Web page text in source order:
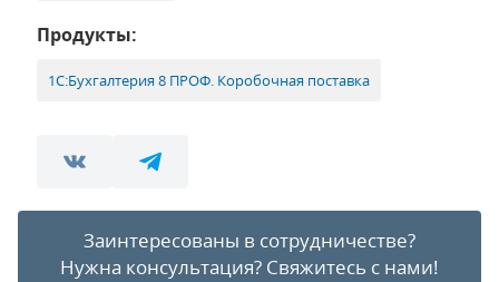
Продукты:
1С:Бухгалтерия 8 ПРОФ. Коробочная поставка
Заинтересованы в сотрудничестве?
Нужна консультация? Свяжитесь с нами!